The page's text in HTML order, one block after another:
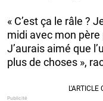
« C’est ça le râle ?
midi avec mon père
J’aurais aimé que
plus de choses »,